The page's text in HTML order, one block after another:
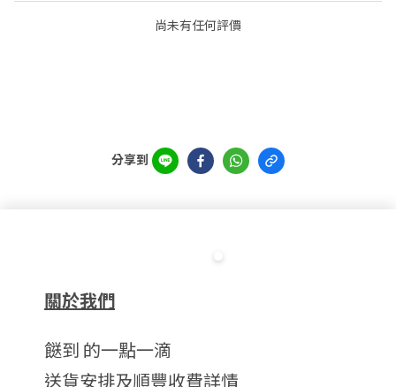
尚未有任何評價
分享到
關於我們
餸到 的一點一滴
送貨安排及順豐收費詳情